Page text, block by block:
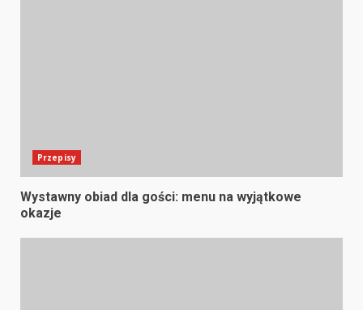
Przepisy
Wystawny obiad dla gości: menu na wyjątkowe
okazje